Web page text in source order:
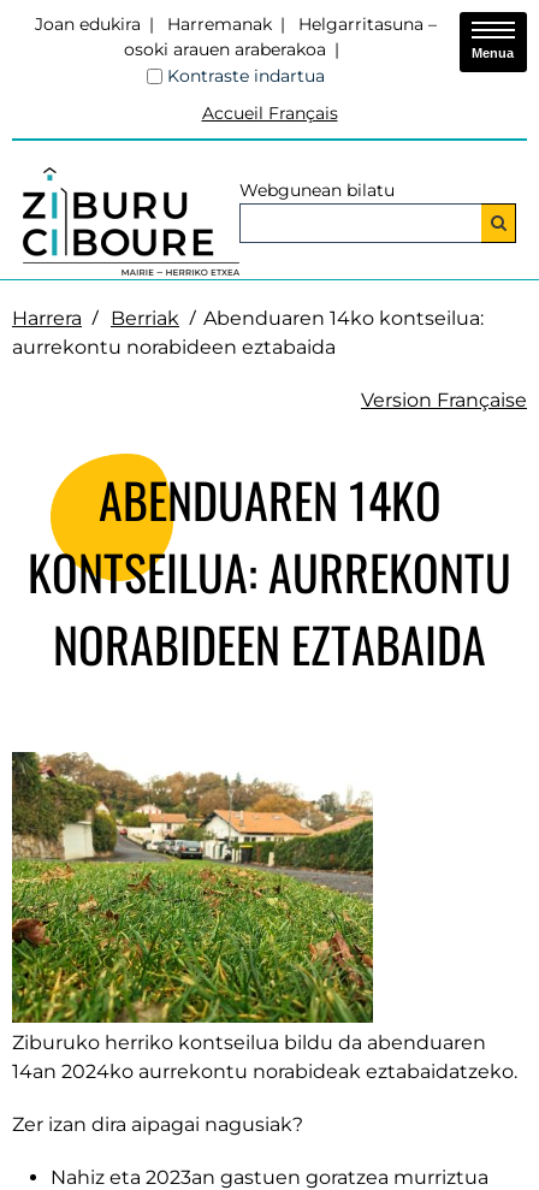
Joan edukira Harremanak
Helgarritasuna –
osoki arauen araberakoa
Kontraste indartua
Accueil Français
Webgunean bilatu
Menua
Harrera Berriak
Abenduaren 14ko kontseilua:
aurrekontu norabideen eztabaida
Version Française
ABENDUAREN 14KO
KONTSEILUA: AURREKONTU
NORABIDEEN EZTABAIDA
Ziburuko herriko kontseilua bildu da abenduaren
14an 2024ko aurrekontu norabideak eztabaidatzeko.
Zer izan dira aipagai nagusiak?
Nahiz eta 2023an gastuen goratzea murriztua